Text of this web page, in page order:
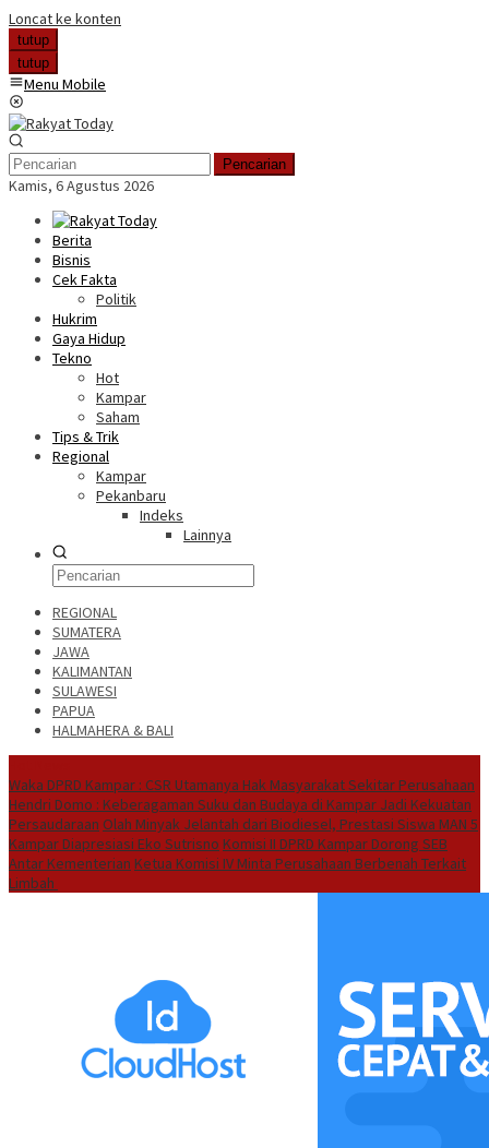
Loncat ke konten
tutup
tutup
Menu Mobile
Pencarian
Kamis, 6 Agustus 2026
Berita
Bisnis
Cek Fakta
Politik
Hukrim
Gaya Hidup
Tekno
Hot
Kampar
Saham
Tips & Trik
Regional
Kampar
Pekanbaru
Indeks
Lainnya
REGIONAL
SUMATERA
JAWA
KALIMANTAN
SULAWESI
PAPUA
HALMAHERA & BALI
Waka DPRD Kampar : CSR Utamanya Hak Masyarakat Sekitar Perusahaan
Hendri Domo : Keberagaman Suku dan Budaya di Kampar Jadi Kekuatan
Persaudaraan Olah Minyak Jelantah dari Biodiesel, Prestasi Siswa MAN 5
Kampar Diapresiasi Eko Sutrisno Komisi II DPRD Kampar Dorong SEB
Antar Kementerian Ketua Komisi IV Minta Perusahaan Berbenah Terkait
Limbah